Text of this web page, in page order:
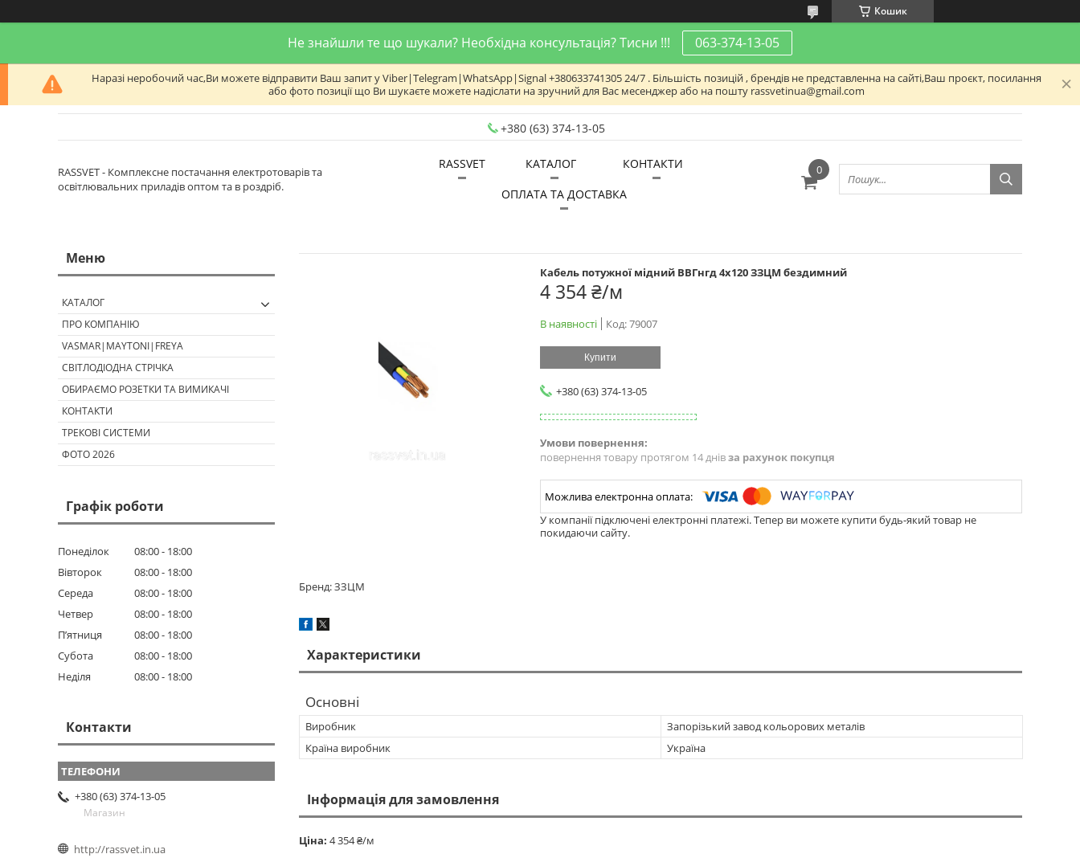
Кошик
Не знайшли те що шукали? Необхідна консультація? Тисни !!! 063-374-13-05
Наразі неробочий час,Ви можете відправити Ваш запит у Viber|Telegram|WhatsApp|Signal +380633741305 24/7 . Більшість позицій , брендів не представленна на сайті,Ваш проєкт, посилання
або фото позиції що Ви шукаєте можете надіслати на зручний для Вас месенджер або на пошту rassvetinua@gmail.com
+380 (63) 374-13-05
RASSVET - Комплексне постачання електротоварів та
освітлювальних приладів оптом та в роздріб.
RASSVET КАТАЛОГ
КОНТАКТИ
ОПЛАТА ТА ДОСТАВКА
Кабель потужної мідний ВВГнгд 4х120 ЗЗЦМ бездимний
4 354 ₴/м
В наявності Код:79007
Купити
+380 (63) 374-13-05
повернення товару протягом 14 днівза рахунок покупця
У компанії підключені електронні платежі. Тепер ви можете купити будь-який товар не
покидаючи сайту.
Бренд: ЗЗЦМ
Характеристики
Основні
Виробник
Запорізький завод кольорових металів
Країна виробник
Україна
Інформація для замовлення
Ціна: 4 354 ₴/м
КАТАЛОГ
ПРО КОМПАНІЮ
VASMAR|MAYTONI|FREYA
СВІТЛОДІОДНА СТРІЧКА
ОБИРАЄМО РОЗЕТКИ ТА ВИМИКАЧІ
КОНТАКТИ
ТРЕКОВІ СИСТЕМИ
ФОТО 2026
Графік роботи
Понеділок 08:00
18:00
Вівторок
08:00
18:00
Середа
08:00
18:00
Четвер
08:00
18:00
Пʼятниця
08:00
18:00
Субота
08:00
18:00
Неділя
08:00 18:00
Контакти
+380 (63) 374-13-05
Магазин
http://rassvet.in.ua